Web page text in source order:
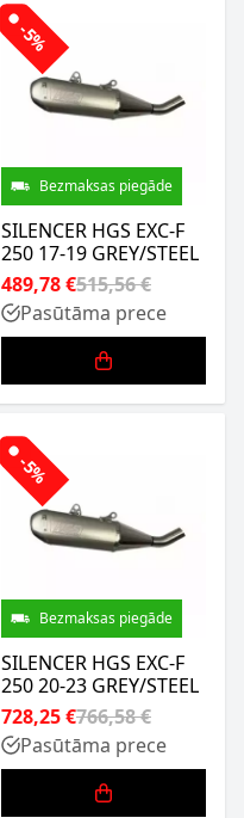
-5%
Bezmaksas piegāde
SILENCER HGS EXC-F
250 17-19 GREY/STEEL
489,78 €515,56 €
Pasūtāma prece
-5%
Bezmaksas piegāde
SILENCER HGS EXC-F
250 20-23 GREY/STEEL
728,25 €766,58 €
Pasūtāma prece